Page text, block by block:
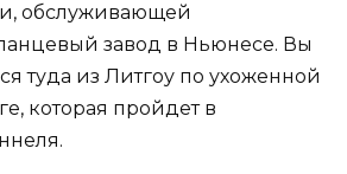
обслуживающей
завод в Ньюнесе. Вы
туда из Литгоу по ухоженной
которая пройдет в